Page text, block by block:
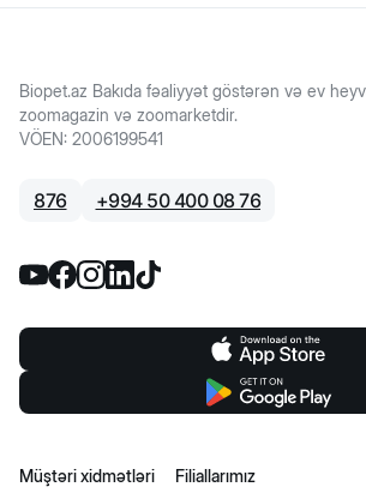
Biopet.az Bakıda fəaliyyət göstərən və ev
zoomagazin və zoomarketdir.
VÖEN: 2006199541
876 +994 50 400 08 76
Müştəri xidmətləri
Filiallarımız